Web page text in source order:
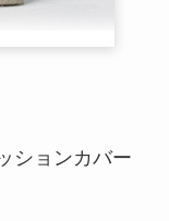
ションカバー